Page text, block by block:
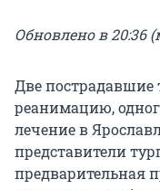
Обновлено в 20:36
Две пострадавшие
реанимацию,
лечение в
представители
предварительная